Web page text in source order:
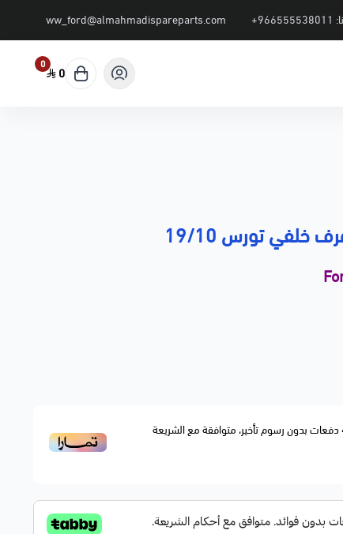
+966555538011
ww_ford@almahmadispareparts.com
0
0
خلفي تورس 19/10
دفعات بدون رسوم تأخير، متوافقة مع الشريعة